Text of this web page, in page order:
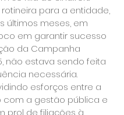
para a entidade,
últimos meses, em
em garantir sucesso
da Campanha
não estava sendo feita
necessária.
esforços entre a
com a gestão pública e
prol de filiações à